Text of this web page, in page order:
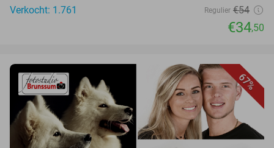
Verkocht: 1.761
Regulier €54
€34,50
67%